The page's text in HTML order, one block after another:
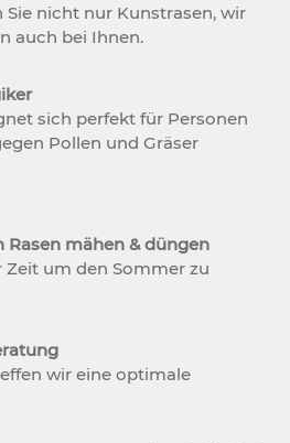
Sie nicht nur Kunstrasen, wir
auch bei Ihnen.
sich perfekt für Personen
Pollen und Gräser
Rasen mähen & düngen
Zeit um den Sommer zu
wir eine optimale